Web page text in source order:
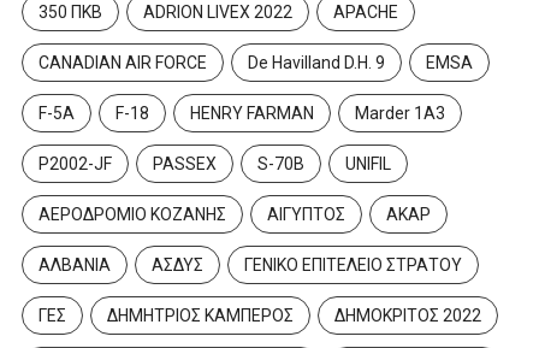
350 ΠΚΒ ADRION LIVEX 2022 APACHE
CANADIAN AIR FORCE De Havilland D.H. 9 EMSA
F-5A F-18 HENRY FARMAN Marder 1A3
P2002-JF PASSEX S-70B UNIFIL
ΑΕΡΟΔΡΟΜΙΟ ΚΟΖΑΝΗΣ ΑΙΓΥΠΤΟΣ ΑΚΑΡ
ΑΛΒΑΝΙΑ ΑΣΔΥΣ ΓΕΝΙΚΟ ΕΠΙΤΕΛΕΙΟ ΣΤΡΑΤΟΥ
ΓΕΣ ΔΗΜΗΤΡΙΟΣ ΚΑΜΠΕΡΟΣ ΔΗΜΟΚΡΙΤΟΣ 2022